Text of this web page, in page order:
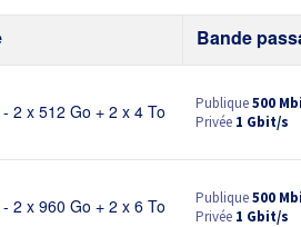
Bande
2 x 512 Go + 2 x 4 To
Publique500
Privée 1 Gbit/s
2 x 960 Go + 2 x 6 To
Publique500
Privée 1 Gbit/s